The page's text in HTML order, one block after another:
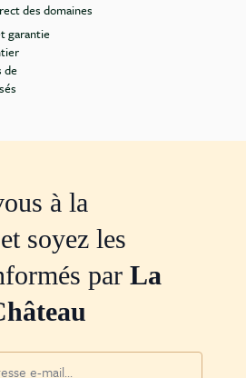
des domaines
garantie
de
à la
soyez les
par La